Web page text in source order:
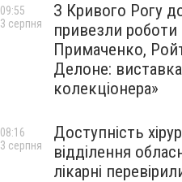
З Кривого Рогу
привезли роботи
Примаченко,
Делоне:
колекціонера»
09:55
3 серпня
Доступність
відділення
лікарні
08:16
3 серпня